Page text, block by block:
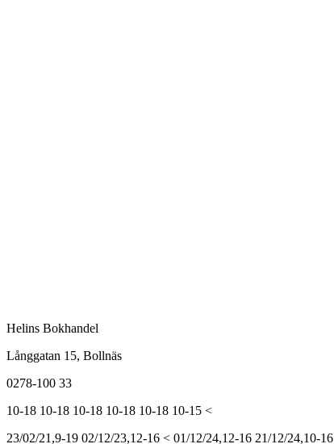
Helins Bokhandel
Långgatan 15, Bollnäs
0278-100 33
10-18 10-18 10-18 10-18 10-18 10-15 <
23/02/21,9-19 02/12/23,12-16 < 01/12/24,12-16 21/12/24,10-16